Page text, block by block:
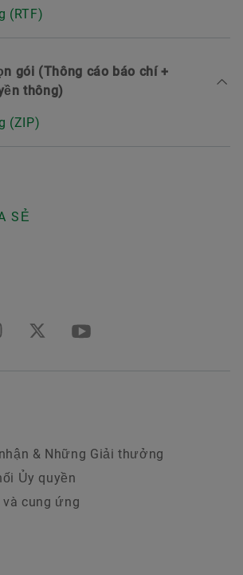
(RTF)
gói (Thông cáo báo chí +
thông)
(ZIP)
SẺ
& Những Giải thưởng
Ủy quyền
và cung ứng